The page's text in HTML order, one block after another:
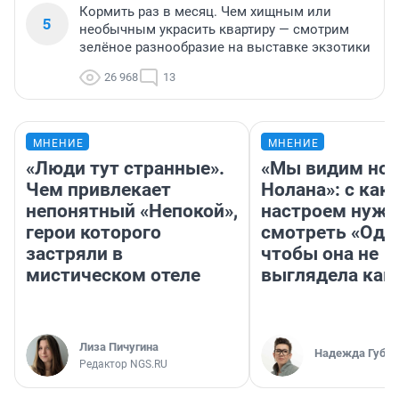
5
Кормить раз в месяц. Чем хищным или
необычным украсить квартиру — смотрим
зелёное разнообразие на выставке экзотики
26 968 13
МНЕНИЕ
«Люди тут странные».
Чем привлекает
непонятный «Непокой»,
герои которого
застряли в
мистическом отеле
Лиза Пичугина
Редактор NGS.RU
МНЕНИЕ
«Мы видим
Нолана»: с
настроем
смотреть
чтобы она не
выглядела как
Надежда